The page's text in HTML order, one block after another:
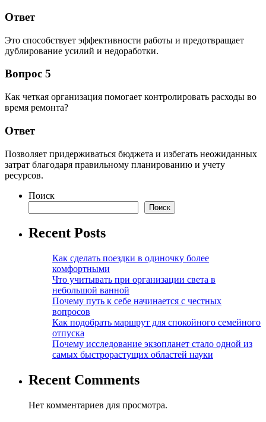
Ответ
Это способствует эффективности работы и предотвращает
дублирование усилий и недоработки.
Вопрос 5
Как четкая организация помогает контролировать расходы во
время ремонта?
Ответ
Позволяет придерживаться бюджета и избегать неожиданных
затрат благодаря правильному планированию и учету
ресурсов.
Поиск
Поиск
Recent Posts
Как сделать поездки в одиночку более
комфортными
Что учитывать при организации света в
небольшой ванной
Почему путь к себе начинается с честных
вопросов
Как подобрать маршрут для спокойного семейного
отпуска
Почему исследование экзопланет стало одной из
самых быстрорастущих областей науки
Recent Comments
Нет комментариев для просмотра.